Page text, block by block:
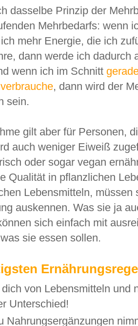
dasselbe Prinzip der
Mehrbedarfs: wenn
mehr Energie, die ich
dann werde ich dadurch
wenn ich im Schnitt
, dann wird der
sein.
gilt aber für Personen,
auch weniger Eiweiß
oder sogar vegan
Qualität in pflanzlichen
Lebensmitteln,
auskennen. Was sie ja
sich einfach mit
sie essen sollen.
von Lebensmitteln und
Unterschied!
Nahrungsergänzungen